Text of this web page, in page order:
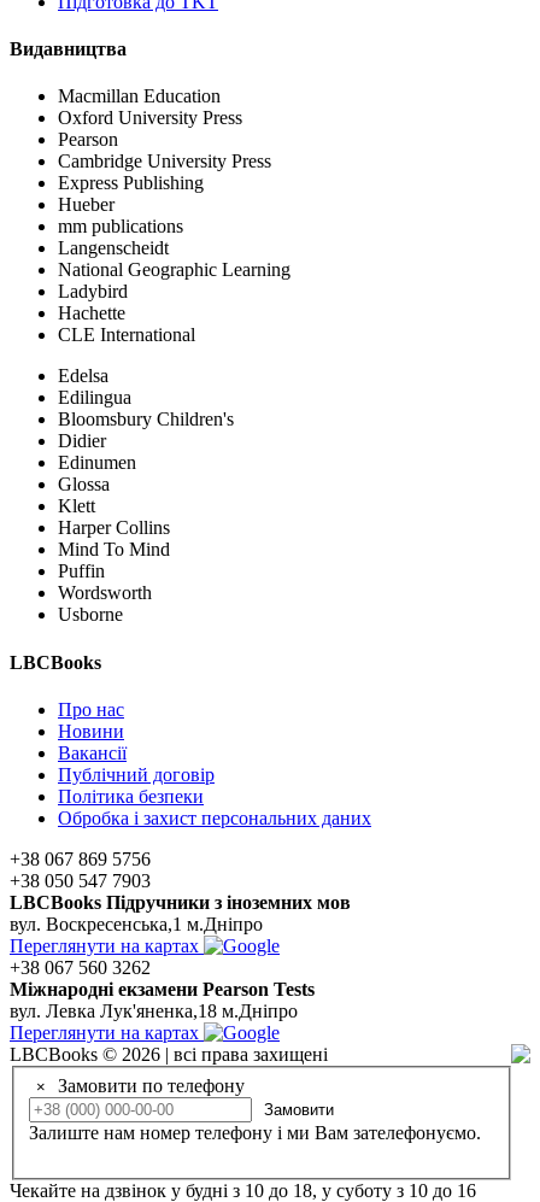
Видавництва
Macmillan Education
Oxford University Press
Pearson
Cambridge University Press
Express Publishing
Hueber
mm publications
Langenscheidt
National Geographic Learning
Ladybird
Hachette
CLE International
Edelsa
Edilingua
Bloomsbury Children's
Didier
Edinumen
Glossa
Klett
Harper Collins
Mind To Mind
Puffin
Wordsworth
Usborne
LBCBooks
Про нас
Новини
Вакансії
Публічний договір
Політика безпеки
Обробка і захист персональних даних
+38 067 869 5756
+38 050 547 7903
LBCBooks Підручники з іноземних мов
вул. Воскресенська,1 м.Дніпро
Переглянути на картах
+38 067 560 3262
Мiжнароднi екзамени Pearson Tests
вул. Левка Лук'яненка,18 м.Дніпро
Переглянути на картах
LBCBooks © 2026 | всі права захищені
× Замовити по телефону
Замовити
Залиште нам номер телефону і ми Вам зателефонуємо.
Чекайте на дзвінок у будні з 10 до 18, у суботу з 10 до 16